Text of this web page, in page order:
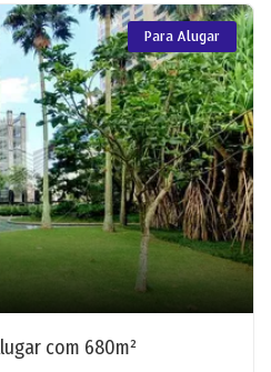
Para Alugar
com 680m²